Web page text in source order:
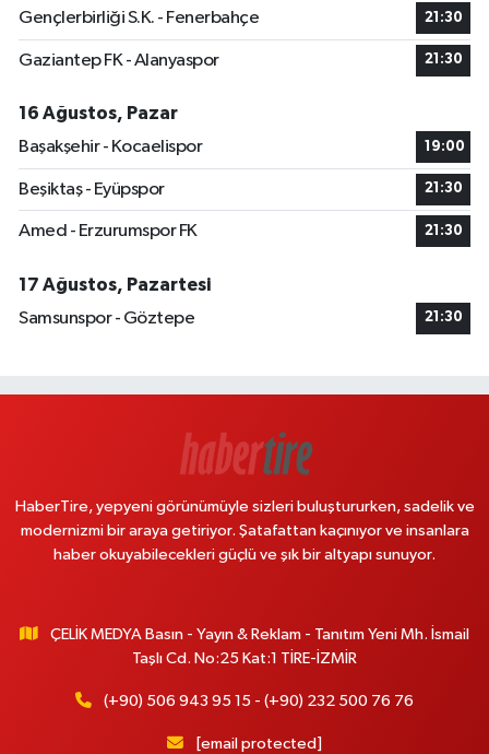
Gençlerbirliği S.K. - Fenerbahçe 21:30
Gaziantep FK - Alanyaspor 21:30
16 Ağustos, Pazar
Başakşehir - Kocaelispor
19:00
Beşiktaş - Eyüpspor 21:30
Amed - Erzurumspor FK 21:30
17 Ağustos, Pazartesi
Samsunspor - Göztepe
21:30
HaberTire, yepyeni görünümüyle sizleri buluştururken, sadelik ve
modernizmi bir araya getiriyor. Şatafattan kaçınıyor ve insanlara
haber okuyabilecekleri güçlü ve şık bir altyapı sunuyor.
ÇELİK MEDYA Basın - Yayın & Reklam - Tanıtım Yeni Mh. İsmail
Taşlı Cd. No:25 Kat:1 TİRE-İZMİR
(+90) 506 943 95 15 - (+90) 232 500 76 76
[email protected]